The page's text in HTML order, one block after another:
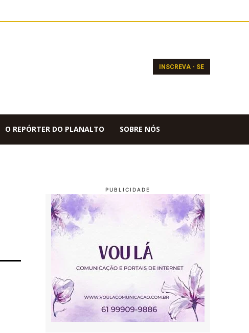
INSCREVA - SE
O REPÓRTER DO PLANALTO SOBRE NÓS